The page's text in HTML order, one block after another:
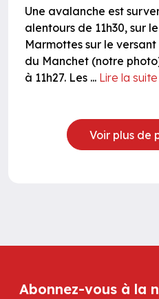
Une avalanche est
alentours de 11h30, sur
Marmottes sur le
du Manchet (notre
à 11h27. Les ... Lire la suite
Voir plus de
Abonnez-vous à la